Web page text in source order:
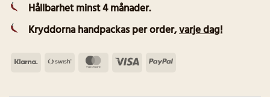
Hållbarhet minst 4 månader.
Kryddorna handpackas per order,varje dag!
Klarna Swish
MasterCard
Visa PayPal